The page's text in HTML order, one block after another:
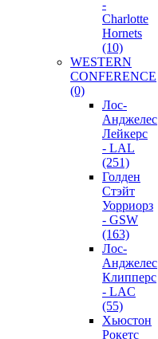
-
Charlotte
Hornets
(10)
WESTERN
CONFERENCE
(0)
Лос-
Анджелес
Лейкерс
- LAL
(251)
Голден
Стэйт
Уорриорз
- GSW
(163)
Лос-
Анджелес
Клипперс
- LAC
(55)
Хьюстон
Рокетс